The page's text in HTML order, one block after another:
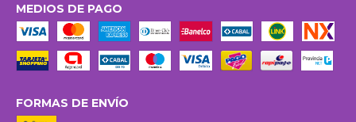
MEDIOS DE PAGO
FORMAS DE ENVÍO